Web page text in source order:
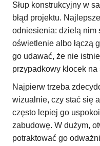
Słup konstrukcyjny w
błąd projektu.
odniesienia: dzielą nim
oświetlenie albo łączą
go udawać, że nie
przypadkowy klocek na
Najpierw trzeba
wizualnie, czy stać się
często lepiej go
zabudowę. W dużym,
potraktować go